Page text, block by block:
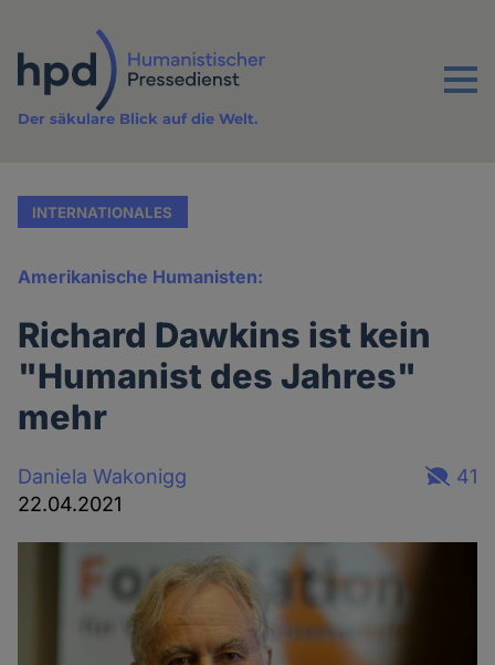
Inhalt
Menu
Der säkulare Blick auf die Welt.
INTERNATIONALES
Amerikanische Humanisten:
Richard Dawkins ist kein
"Humanist des Jahres"
mehr
Daniela Wakonigg
22.04.2021
41